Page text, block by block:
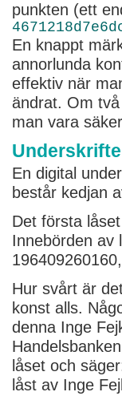
punkten (ett
En knappt
annorlunda
effektiv när
ändrat. Om
man vara
En digital
består kedjan
Det första
Innebörden av
Hur svårt är
konst alls.
denna Inge
låset och
låst av Inge